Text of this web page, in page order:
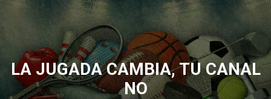
LA JUGADA CAMBIA, TU CANAL
NO